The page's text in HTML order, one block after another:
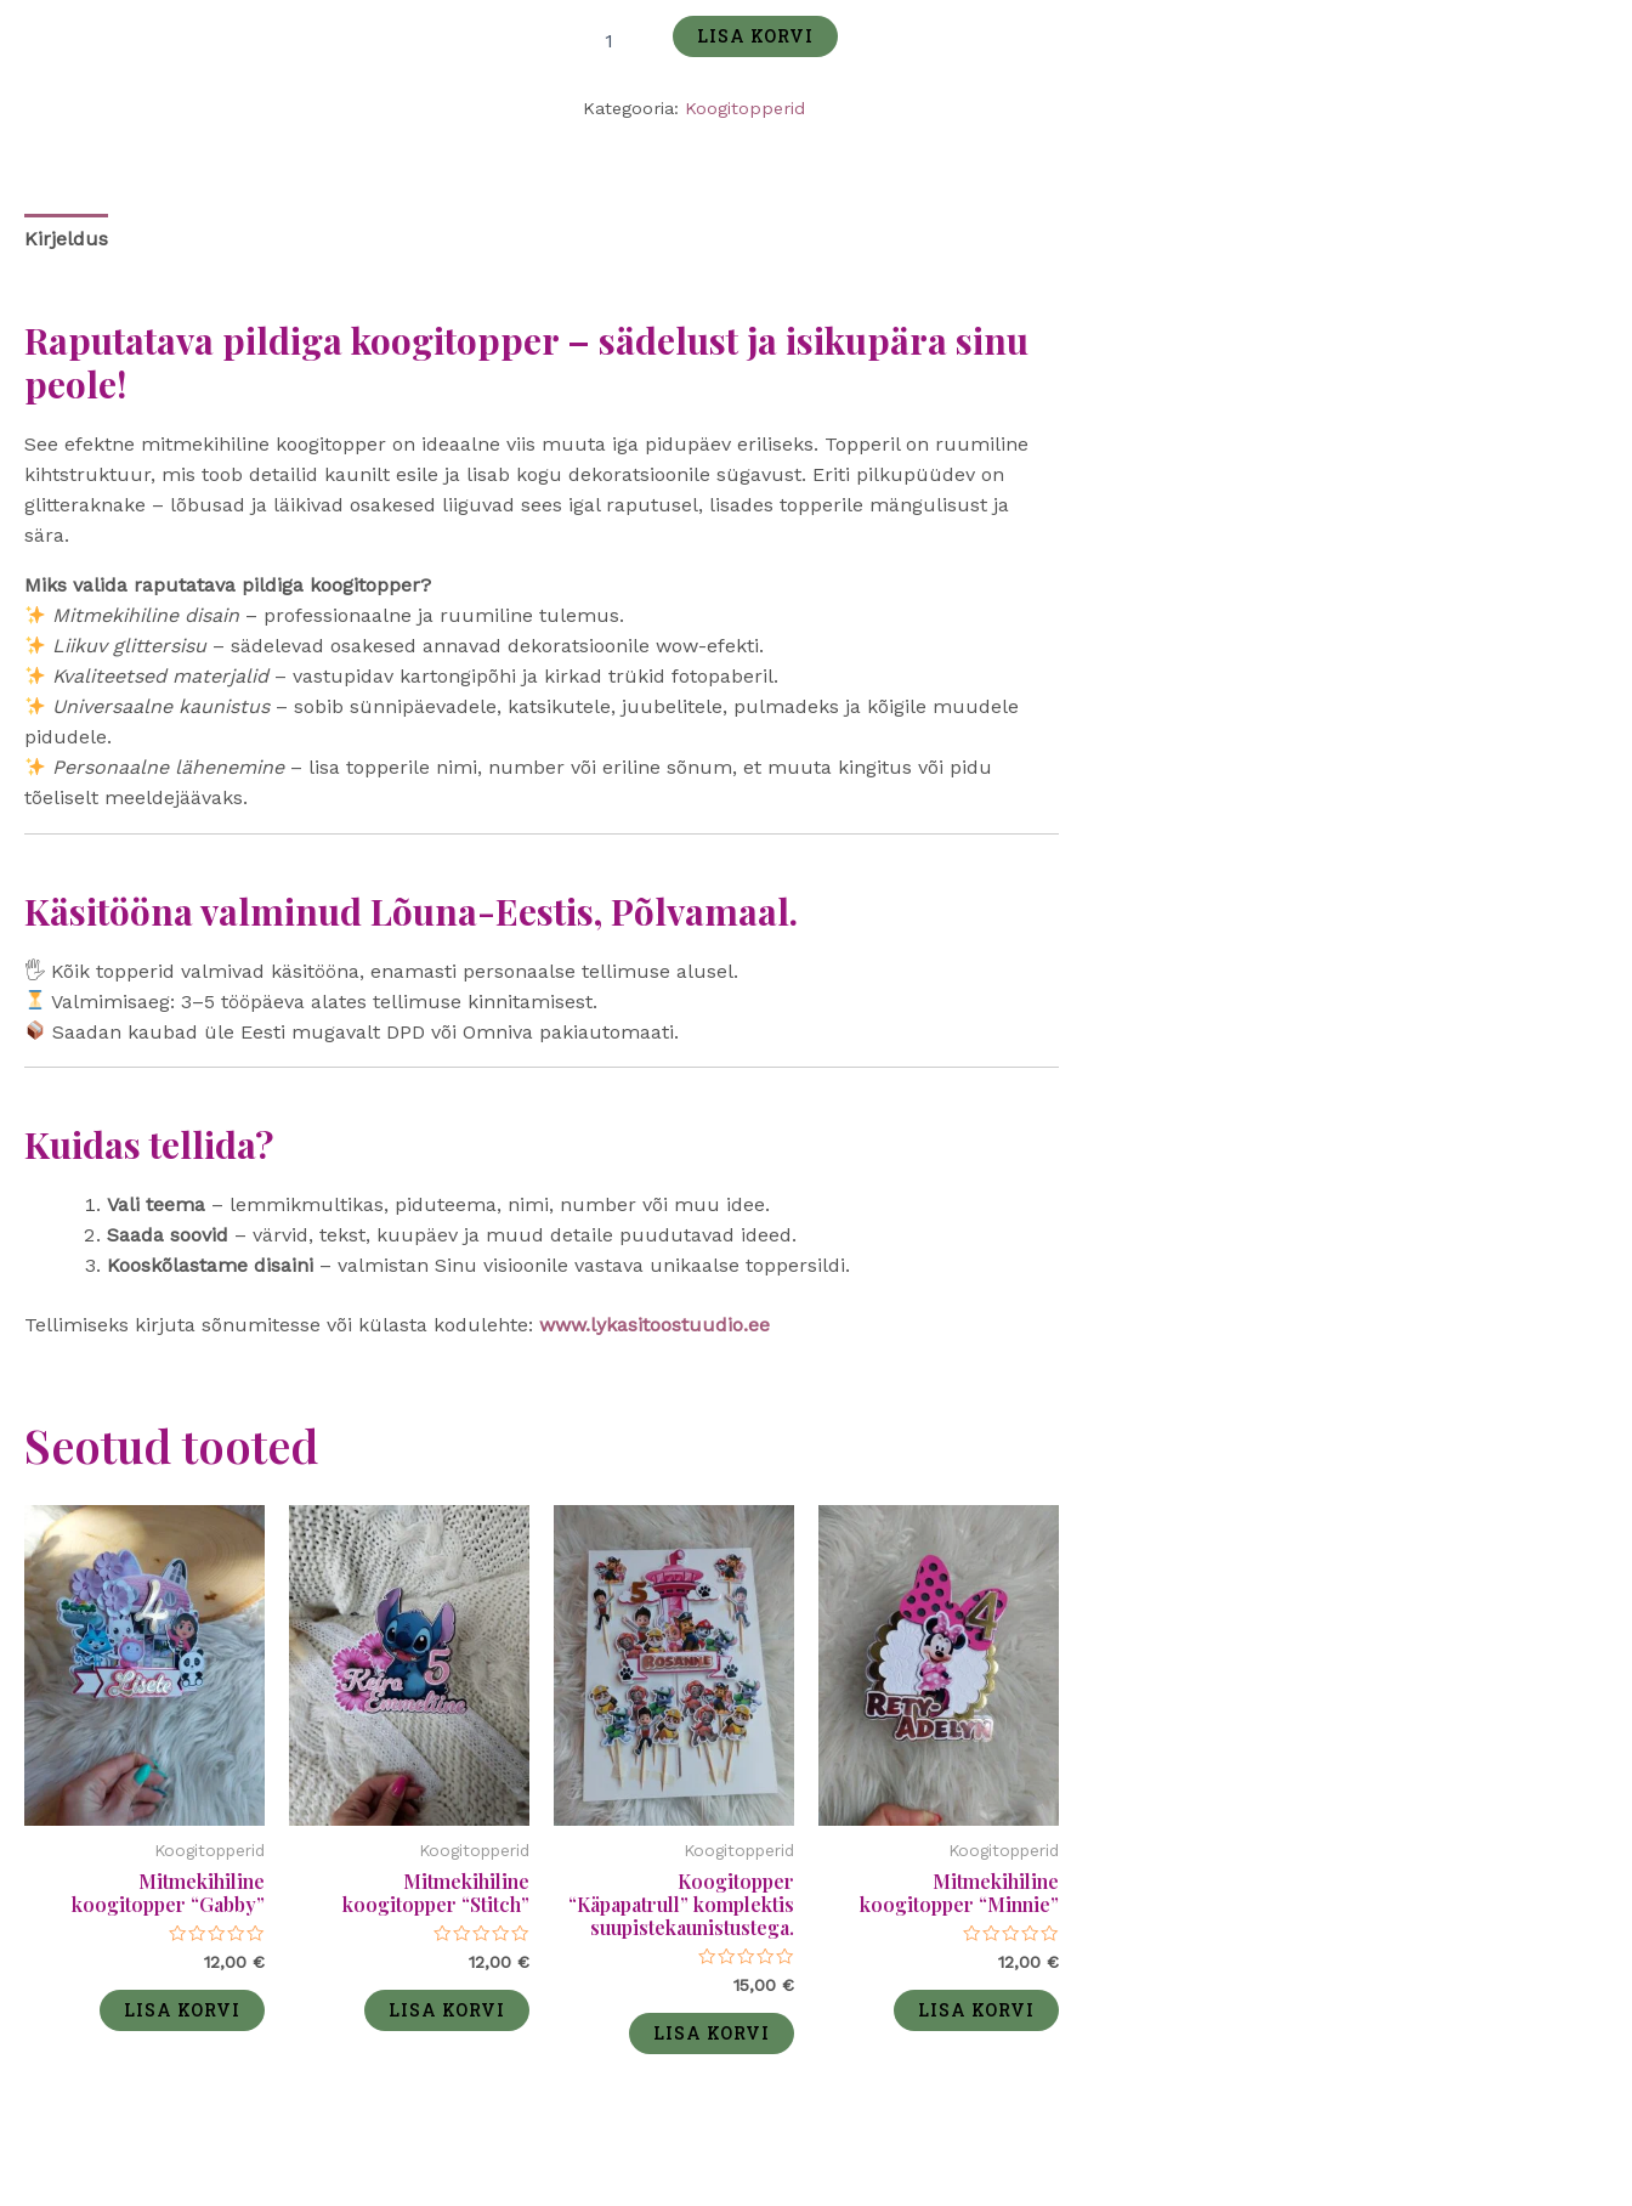
LISA KORVI
Kategooria: Koogitopperid
Kirjeldus
Raputatava pildiga koogitopper – sädelust ja isikupära sinu
peole!
See efektne mitmekihiline koogitopper on ideaalne viis muuta iga pidupäev eriliseks. Topperil on ruumiline
kihtstruktuur, mis toob detailid kaunilt esile ja lisab kogu dekoratsioonile sügavust. Eriti pilkupüüdev on
glitteraknake – lõbusad ja läikivad osakesed liiguvad sees igal raputusel, lisades topperile mängulisust ja
sära.
Miks valida raputatava pildiga koogitopper?
Mitmekihiline disain – professionaalne ja ruumiline tulemus.
Liikuv glittersisu– sädelevad osakesed annavad dekoratsioonile wow-efekti.
Kvaliteetsed materjalid– vastupidav kartongipõhi ja kirkad trükid fotopaberil.
Universaalne kaunistus– sobib sünnipäevadele, katsikutele, juubelitele, pulmadeks ja kõigile muudele
pidudele.
Personaalne lähenemine– lisa topperile nimi, number või eriline sõnum, et muuta kingitus või pidu
tõeliselt meeldejäävaks.
Käsitööna valminud Lõuna-Eestis, Põlvamaal.
🖐️ Kõik topperid valmivad käsitööna, enamasti personaalse tellimuse alusel.
Valmimisaeg: 3–5 tööpäeva alates tellimuse kinnitamisest.
Saadan kaubad üle Eesti mugavalt DPD või Omniva pakiautomaati.
Kuidas tellida?
Vali teema – lemmikmultikas, piduteema, nimi, number või muu idee.
Saada soovid – värvid, tekst, kuupäev ja muud detaile puudutavad ideed.
Kooskõlastame disaini – valmistan Sinu visioonile vastava unikaalse toppersildi.
Tellimiseks kirjuta sõnumitesse või külasta kodulehte: www.lykasitoostuudio.ee
Seotud tooted
Koogitopperid
Mitmekihiline
koogitopper “Gabby”
Hinnanguga
/
5
12,00 €
LISA KORVI
Koogitopperid
Mitmekihiline
koogitopper “Stitch”
Hinnanguga
/
5
12,00 €
LISA KORVI
Koogitopperid
Koogitopper
“Käpapatrull” komplektis
suupistekaunistustega.
Hinnanguga
/
5
15,00 €
LISA KORVI
Koogitopperid
Mitmekihiline
koogitopper “Minnie”
Hinnanguga
/
5
12,00 €
LISA KORVI